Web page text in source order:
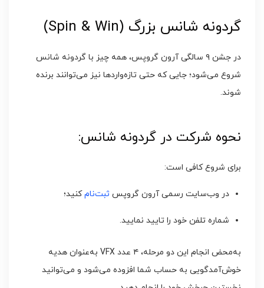
گردونه شانس بزرگ (Spin & Win)
در جشن ۹ سالگی آرون گروپس، همه چیز با گردونه شانس
شروع می‌شود؛ جایی که حتی تازه‌واردها نیز می‌توانند برنده
شوند.
نحوه شرکت در گردونه شانس:
برای شروع کافی است:
در وب‌سایت رسمی آرون گروپس ثبت‌نامکنید؛
شماره تلفن خود را تایید نمایید.
به‌محض انجام این دو مرحله، ۴ عدد VFX به‌عنوان هدیه
خوش‌آمدگویی به حساب شما افزوده می‌شود و می‌توانید